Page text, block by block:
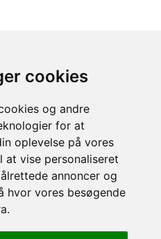
cookies
og andre
for at
oplevelse på vores
at vise personaliseret
annoncer og
hvor vores besøgende